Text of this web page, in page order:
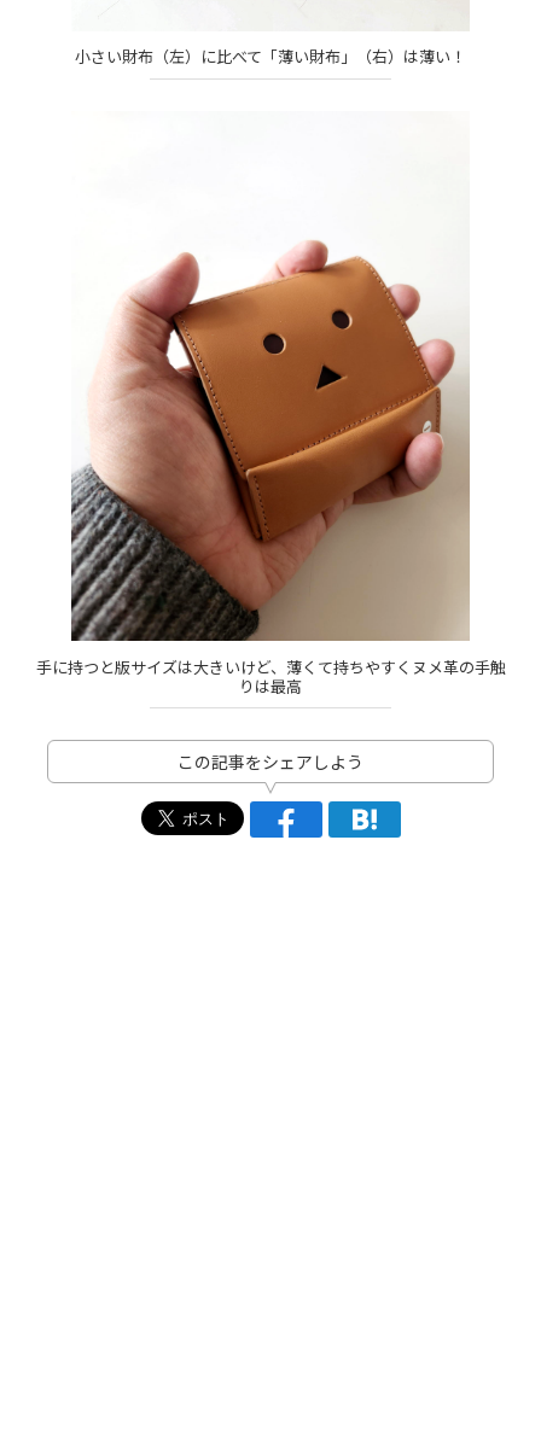
小さい財布（左）に比べて「薄い財布」（右）は薄い！
手に持つと版サイズは大きいけど、薄くて持ちやすくヌメ革の手触
りは最高
この記事をシェアしよう